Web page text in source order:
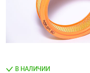
В НАЛИЧИИ